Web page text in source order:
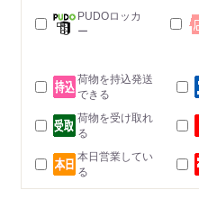
PUDOロッカ
ー
荷物を持込発送
できる
荷物を受け取れ
る
本日営業してい
る